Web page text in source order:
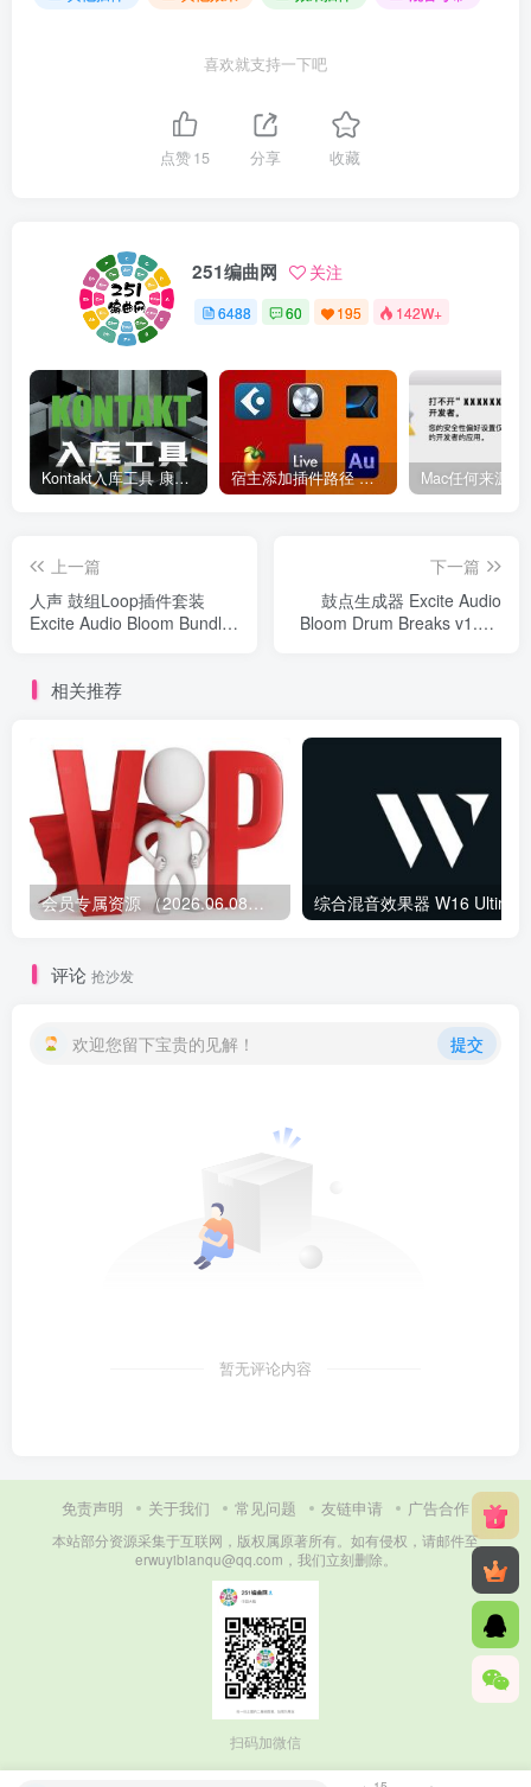
喜欢就支持一下吧
点赞15 分享 收藏
251编曲网 关注
6488 60 195 142W+
Kontakt入库工具 康泰克入库教程 宿主添加插件路径 插件路径设置 VSTPlugins路径
上一篇
人声 鼓组Loop插件套装
Excite Audio Bloom Bundle
下一篇
鼓点生成器 Excite Audio
Bloom Drum Breaks v1.0.1
相关推荐
会员专属资源 （2026.06.08更新）
评论 抢沙发
欢迎您留下宝贵的见解！ 提交
暂无评论内容
免责声明 关于我们 常见问题 友链申请 广告合作
本站部分资源采集于互联网，版权属原著所有。如有侵权，请邮件至
erwuyibianqu@qq.com，我们立刻删除。
扫码加微信